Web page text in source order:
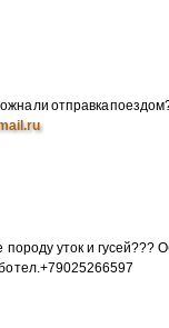
ли отправка
уток и гусей???
тел.+79025266597